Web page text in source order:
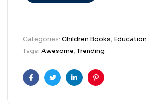
Categories: Children Books, Education
Tags: Awesome,Trending
FacebookTwitterLinkedinPinterest